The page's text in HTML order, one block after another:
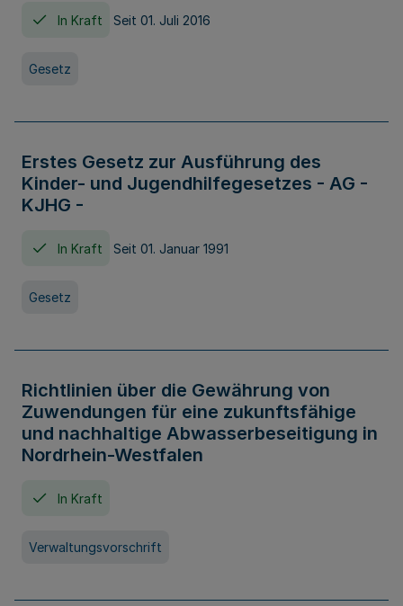
In Kraft Seit 01. Juli 2016
Gesetz
Erstes Gesetz zur Ausführung des
Kinder- und Jugendhilfegesetzes - AG -
KJHG -
In Kraft Seit 01. Januar 1991
Gesetz
Richtlinien über die Gewährung von
Zuwendungen für eine zukunftsfähige
und nachhaltige Abwasserbeseitigung in
Nordrhein-Westfalen
In Kraft
Verwaltungsvorschrift